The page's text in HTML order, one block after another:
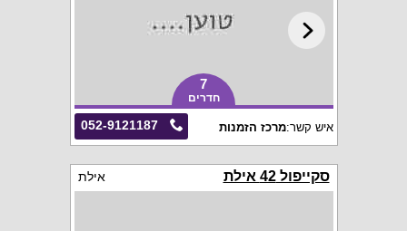
7
חדרים
052-9121187 איש קשר:מרכז הזמנות
סקייפול 42 אילת אילת